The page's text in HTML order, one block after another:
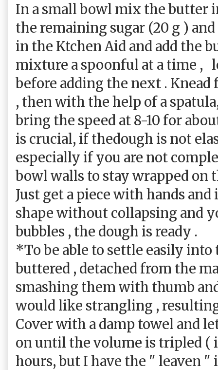
In a small bowl mix the butter
the remaining sugar (20 g )
in the Ktchen Aid and add the
mixture a spoonful at a time ,
before adding the next . Knead
, then with the help of a
bring the speed at 8-10 for
is crucial, if thedough is not
especially if you are not
bowl walls to stay wrapped on
Just get a piece with hands
shape without collapsing and
bubbles , the dough is ready .
*To be able to settle easily
buttered , detached from the
smashing them with thumb
would like strangling ,
Cover with a damp towel and
on until the volume is tripled (
hours, but I have the " leaven "